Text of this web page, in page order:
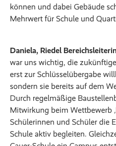
können und dabei Gebäude
Mehrwert für Schule und
Daniela, Riedel
war uns wichtig, die
erst zur Schlüsselübergabe
sondern sie bereits auf dem
Durch regelmäßige
Mitwirkung beim Wettbewerb
Schülerinnen und Schüler die
Schule aktiv begleiten.